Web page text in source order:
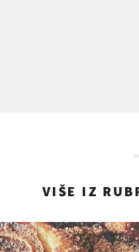
VIŠE IZ